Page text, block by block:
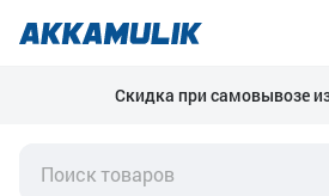
Скидка при самовывозе